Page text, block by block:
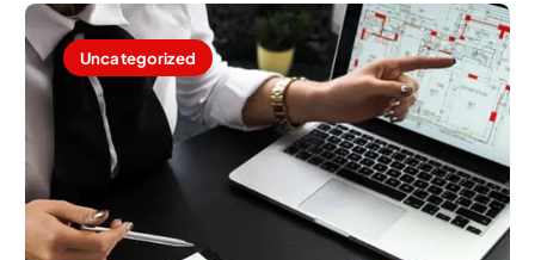
Uncategorized